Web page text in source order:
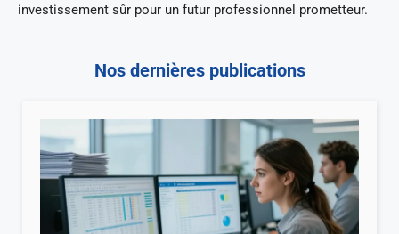
investissement sûr pour un futur professionnel prometteur.
Nos dernières publications